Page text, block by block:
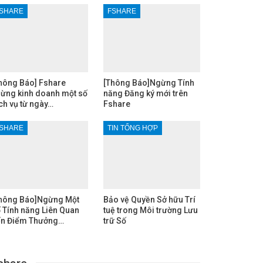
Báo] Fshare
kinh doanh một số
vụ từ ngày…
FSHARE
[Thông Báo]Ngừng Tính
năng Đăng ký mới trên
Fshare
Báo]Ngừng Một
Tính năng Liên Quan
Điểm Thưởng…
TIN TỔNG HỢP
Bảo vệ Quyền Sở hữu Trí
tuệ trong Môi trường Lưu
trữ Số